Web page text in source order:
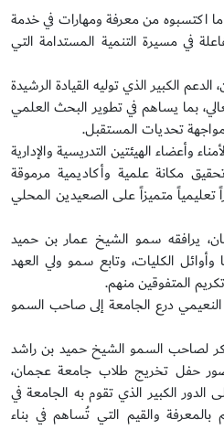
اكتسبوه من معرفة ومهارات في خدمة
في مسيرة التنمية المستدامة التي
الكبير الذي توليه القيادة الرشيدة
بما يساهم في تطوير البحث العلمي
مواجهة تحديات المستقبل.
وأعضاء الهيئتين التدريسية والإدارية
مكانة علمية وأكاديمية مرموقة
تعليمياً متميزاً على الصعيدين المحلي
يرافقه سمو الشيخ عمار بن حميد
الكليات، وتابع سمو ولي العهد
المتفوقين منهم.
درع الجامعة إلى صاحب السمو
لصاحب السمو الشيخ حميد بن راشد
حفل تخريج طلاب جامعة عجمان،
الكبير الذي تقوم به الجامعة في
والقيم التي تُساهم في بناء